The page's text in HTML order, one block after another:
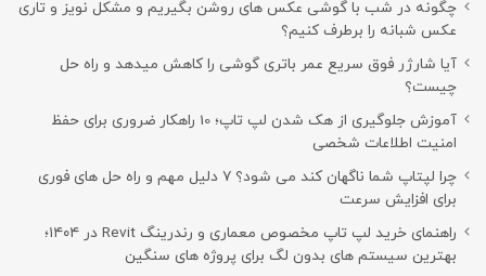
چگونه در شب با گوشی عکس های روشن بگیریم و مشکل نویز و تاری
عکس شبانه را برطرف کنیم؟
آیا شارژر فوق سریع عمر باتری گوشی را کاهش میدهد و راه حل
چیست؟
آموزش جلوگیری از هک شدن لپ تاپ؛ 10 راهکار ضروری برای حفظ
امنیت اطلاعات شخصی
چرا لپتاپ شما ناگهان کند می شود؟ ۷ دلیل مهم و راه حل های فوری
برای افزایش سرعت
راهنمای خرید لپ تاپ مخصوص معماری و رندرینگ Revit در ۱۴۰۴؛
بهترین سیستم های بدون لگ برای پروژه های سنگین